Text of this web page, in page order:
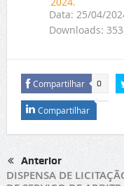
Data: 25/04/
Downloads: 353
Compartilhar 0
Compartilhar
Anterior
DISPENSA DE